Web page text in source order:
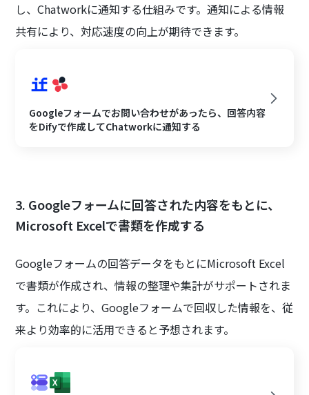
し、Chatworkに通知する仕組みです。通知による情報
共有により、対応速度の向上が期待できます。
Googleフォームでお問い合わせがあったら、回答内容
をDifyで作成してChatworkに通知する
3. Googleフォームに回答された内容をもとに、
Microsoft Excelで書類を作成する
Googleフォームの回答データをもとにMicrosoft Excel
で書類が作成され、情報の整理や集計がサポートされま
す。これにより、Googleフォームで回収した情報を、従
来より効率的に活用できると予想されます。